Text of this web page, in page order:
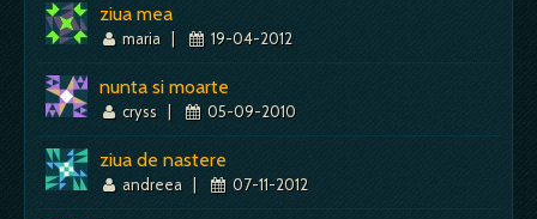
ziua mea
maria | 19-04-2012
nunta si moarte
cryss | 05-09-2010
ziua de nastere
andreea | 07-11-2012